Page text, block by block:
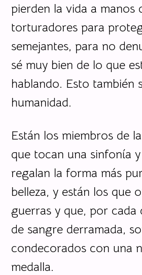
pierden la vida a manos
torturadores para
semejantes, para no
sé muy bien de lo que
hablando. Esto también
humanidad.
Están los miembros de
que tocan una sinfonía
regalan la forma más
belleza, y están los que
guerras y que, por cada
de sangre derramada,
condecorados con una
medalla.